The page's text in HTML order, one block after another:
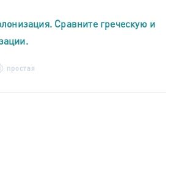
Сравните греческую и
простая